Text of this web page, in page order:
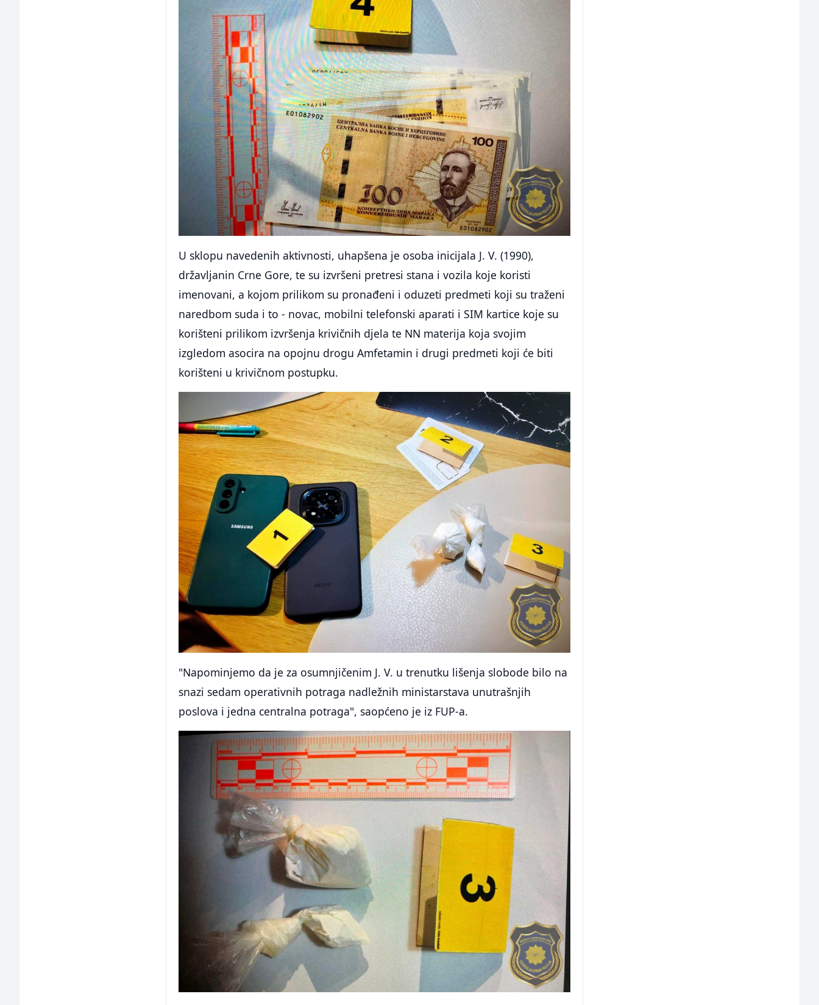
U sklopu navedenih aktivnosti, uhapšena je osoba inicijala J. V. (1990),
državljanin Crne Gore, te su izvršeni pretresi stana i vozila koje koristi
imenovani, a kojom prilikom su pronađeni i oduzeti predmeti koji su traženi
naredbom suda i to - novac, mobilni telefonski aparati i SIM kartice koje su
korišteni prilikom izvršenja krivičnih djela te NN materija koja svojim
izgledom asocira na opojnu drogu Amfetamin i drugi predmeti koji će biti
korišteni u krivičnom postupku.
"Napominjemo da je za osumnjičenim J. V. u trenutku lišenja slobode bilo na
snazi sedam operativnih potraga nadležnih ministarstava unutrašnjih
poslova i jedna centralna potraga", saopćeno je iz FUP-a.